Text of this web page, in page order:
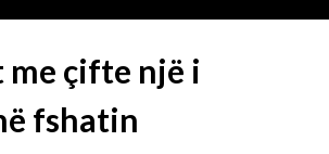
çifte një i
fshatin